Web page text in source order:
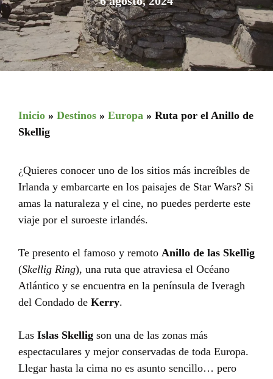
Inicio » Destinos » Europa » Ruta por el Anillo de
Skellig
¿Quieres conocer uno de los sitios más increíbles de
Irlanda y embarcarte en los paisajes de Star Wars? Si
amas la naturaleza y el cine, no puedes perderte este
viaje por el suroeste irlandés.
Te presento el famoso y remoto Anillo de las Skellig
(Skellig Ring), una ruta que atraviesa el Océano
Atlántico y se encuentra en la península de Iveragh
del Condado de Kerry.
Las Islas Skellig son una de las zonas más
espectaculares y mejor conservadas de toda Europa.
Llegar hasta la cima no es asunto sencillo… pero